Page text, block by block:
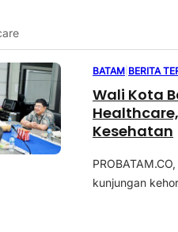
BATAM BERITA
Wali Kota
Kesehatan
kunjungan